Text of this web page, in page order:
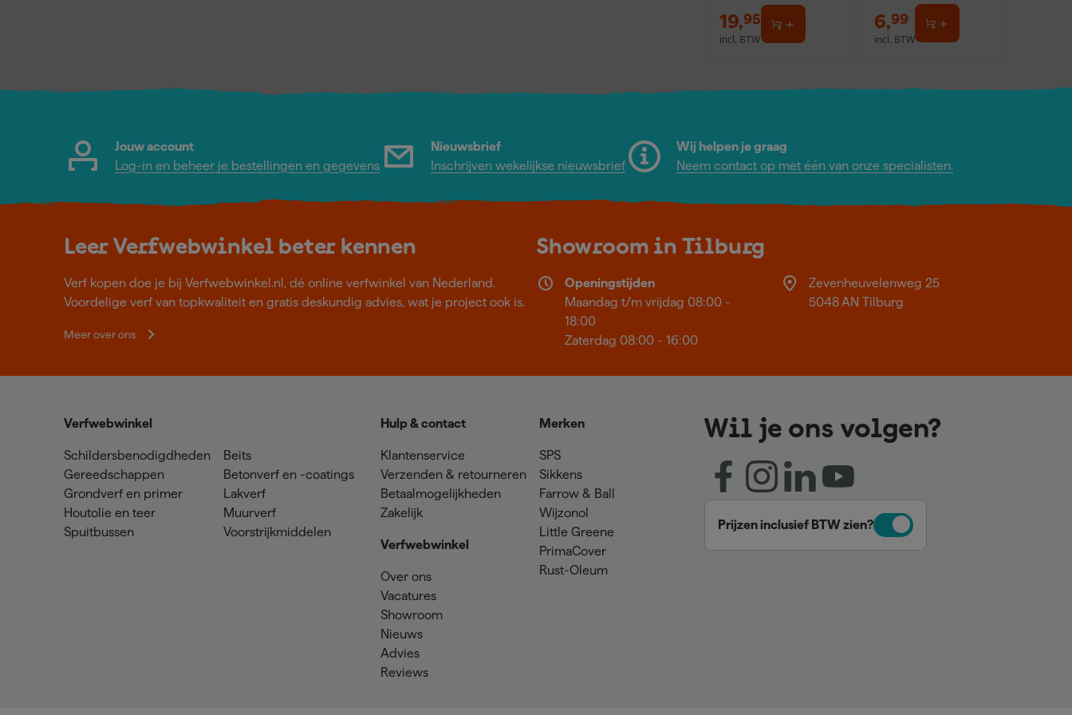
19,95
incl. BTW
6,99
incl. BTW
Jouw account
Log-in en beheer je bestellingen en gegevens
Nieuwsbrief
Inschrijven wekelijkse nieuwsbrief
Wij helpen je graag
Neem contact op met één van onze specialisten.
Leer Verfwebwinkel beter kennen
Verf kopen doe je bij Verfwebwinkel.nl, dé online verfwinkel van Nederland.
Voordelige verf van topkwaliteit en gratis deskundig advies, wat je project ook is.
Meer over ons
Showroom in Tilburg
Openingstijden
Maandag t/m vrijdag 08:00 -
18:00
Zaterdag 08:00 - 16:00
Zevenheuvelenweg 25
5048 AN Tilburg
Verfwebwinkel
Schildersbenodigdheden
Gereedschappen
Grondverf en primer
Houtolie en teer
Spuitbussen
Beits
Betonverf en -coatings
Lakverf
Muurverf
Voorstrijkmiddelen
Hulp & contact
Klantenservice
Verzenden & retourneren
Betaalmogelijkheden
Zakelijk
Verfwebwinkel
Over ons
Vacatures
Showroom
Nieuws
Advies
Reviews
Merken
SPS
Sikkens
Farrow & Ball
Wijzonol
Little Greene
PrimaCover
Rust-Oleum
Wil je ons volgen?
Prijzen inclusief BTW zien?